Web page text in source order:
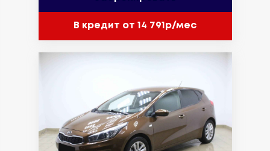
В кредит от 14 791р/мес